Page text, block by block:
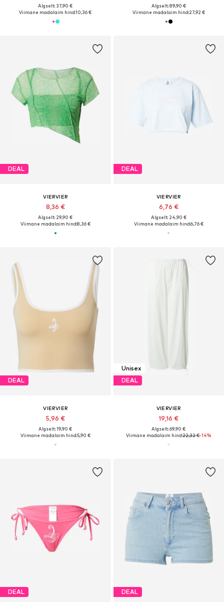
Algselt: 37,90 €
Viimane madalaim hind:10,36 €
Algselt: 89,90 €
Viimane madalaim hind:27,92 €
DEAL
VIERVIER
8,36 €
Algselt: 29,90 €
Viimane madalaim hind:8,36 €
DEAL
VIERVIER
6,76 €
Algselt: 24,90 €
Viimane madalaim hind:6,76 €
DEAL
VIERVIER
5,96 €
Algselt: 19,90 €
Viimane madalaim hind:5,90 €
Unisex
DEAL
VIERVIER
19,16 €
Algselt: 69,90 €
Viimane madalaim hind:22,32 €-14%
DEAL DEAL